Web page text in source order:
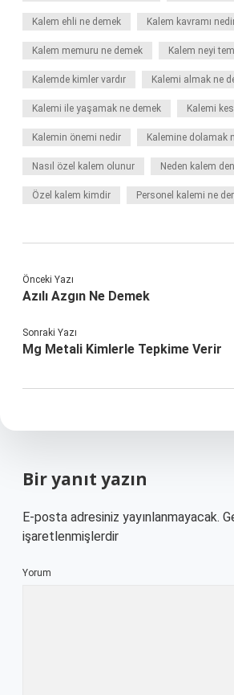
Kalem ehli ne demek Kalem kavramı
Kalem memuru ne demek Kalem neyi
Kalemde kimler vardır Kalemi almak ne
Kalemi ile yaşamak ne demek Kalemi
Kalemin önemi nedir Kalemine dolamak
Nasıl özel kalem olunur Neden kalem
Özel kalem kimdir Personel kalemi ne
Önceki Yazı
Azılı Azgın Ne Demek
Sonraki Yazı
Mg Metali Kimlerle Tepkime Verir
Bir yanıt yazın
E-posta adresiniz yayınlanmayacak.
işaretlenmişlerdir
Yorum